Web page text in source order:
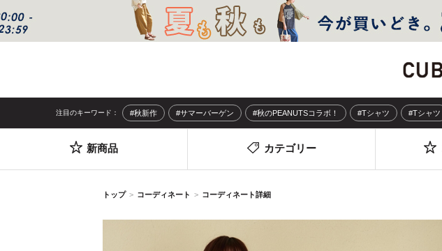
注目のキーワード： #秋新作 #サマーバーゲン #秋のPEANUTSコラボ！ #Tシャツ #Tシャツ
新商品 カテゴリー
トップ コーディネート コーディネート詳細